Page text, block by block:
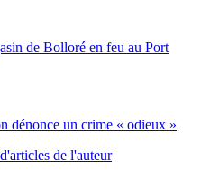
de Bolloré en feu au Port
dénonce un crime « odieux »
de l'auteur